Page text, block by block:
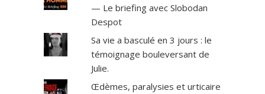
— Le briefing avec Slobodan
Despot
Sa vie a basculé en 3 jours : le
témoignage bouleversant de
Julie.
Œdèmes, paralysies et urticaire